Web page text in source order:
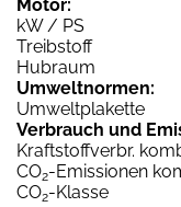
Motor:
kW / PS
Treibstoff
Hubraum
Umweltnormen:
Umweltplakette
Verbrauch und
Kraftstoffverbr.
CO2-Emissionen
CO2-Klasse